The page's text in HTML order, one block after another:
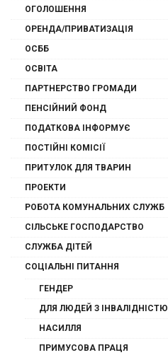
ОГОЛОШЕННЯ
ОРЕНДА/ПРИВАТИЗАЦІЯ
ОСББ
ОСВІТА
ПАРТНЕРСТВО ГРОМАДИ
ПЕНСІЙНИЙ ФОНД
ПОДАТКОВА ІНФОРМУЄ
ПОСТІЙНІ КОМІСІЇ
ПРИТУЛОК ДЛЯ ТВАРИН
ПРОЕКТИ
РОБОТА КОМУНАЛЬНИХ СЛУЖБ
СІЛЬСЬКЕ ГОСПОДАРСТВО
СЛУЖБА ДІТЕЙ
СОЦІАЛЬНІ ПИТАННЯ
ГЕНДЕР
ДЛЯ ЛЮДЕЙ З ІНВАЛІДНІСТЮ
НАСИЛЛЯ
ПРИМУСОВА ПРАЦЯ